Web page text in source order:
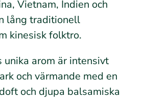
Vietnam, Indien och
lång traditionell
kinesisk folktro.
unika arom är intensivt
och värmande med en
och djupa balsamiska